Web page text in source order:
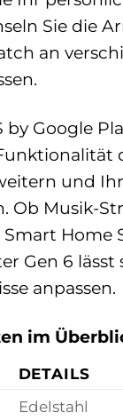
Sie die
an
by Google
und
Ob Musik-
Home
Gen 6 lässt
anpassen.
im
DETAILS
Edelstahl